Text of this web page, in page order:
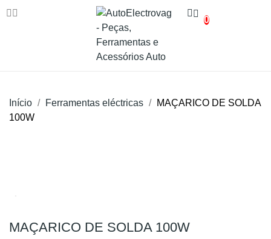
0
Início Ferramentas eléctricas
MAÇARICO DE SOLDA
100W
MAÇARICO DE SOLDA 100W